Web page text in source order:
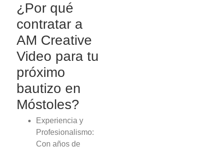
¿Por qué
contratar a
AM Creative
Video para tu
próximo
bautizo en
Móstoles?
Experiencia y
Profesionalismo:
Con años de